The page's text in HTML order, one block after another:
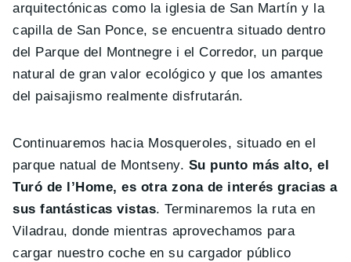
arquitectónicas como la iglesia de San Martín y la
capilla de San Ponce, se encuentra situado dentro
del Parque del Montnegre i el Corredor, un parque
natural de gran valor ecológico y que los amantes
del paisajismo realmente disfrutarán.
Continuaremos hacia Mosqueroles, situado en el
parque natual de Montseny. Su punto más alto, el
Turó de l’Home, es otra zona de interés gracias a
sus fantásticas vistas. Terminaremos la ruta en
Viladrau, donde mientras aprovechamos para
cargar nuestro coche en su cargador público